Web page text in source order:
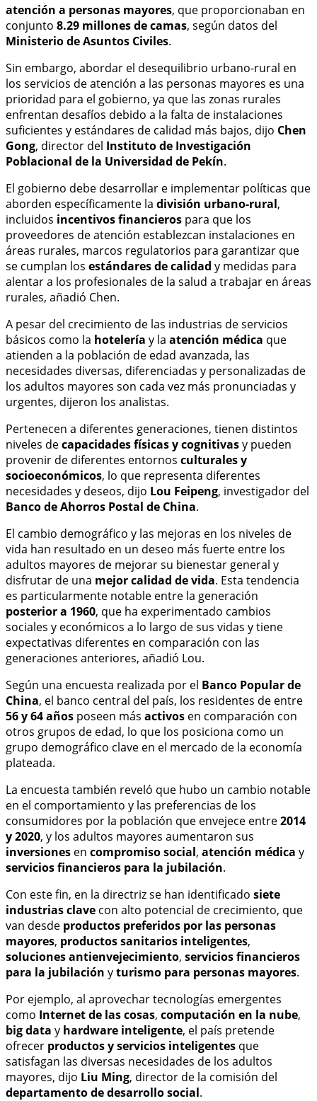
atención a personas mayores, que proporcionaban en
conjunto 8.29 millones de camas, según datos del
Ministerio de Asuntos Civiles.
Sin embargo, abordar el desequilibrio urbano-rural en
los servicios de atención a las personas mayores es una
prioridad para el gobierno, ya que las zonas rurales
enfrentan desafíos debido a la falta de instalaciones
suficientes y estándares de calidad más bajos, dijo Chen
Gong, director del Instituto de Investigación
Poblacional de la Universidad de Pekín.
El gobierno debe desarrollar e implementar políticas que
aborden específicamente la división urbano-rural,
incluidos incentivos financieros para que los
proveedores de atención establezcan instalaciones en
áreas rurales, marcos regulatorios para garantizar que
se cumplan los estándares de calidad y medidas para
alentar a los profesionales de la salud a trabajar en áreas
rurales, añadió Chen.
A pesar del crecimiento de las industrias de servicios
básicos como la hotelería y la atención médica que
atienden a la población de edad avanzada, las
necesidades diversas, diferenciadas y personalizadas de
los adultos mayores son cada vez más pronunciadas y
urgentes, dijeron los analistas.
Pertenecen a diferentes generaciones, tienen distintos
niveles decapacidades físicas y cognitivasy pueden
provenir de diferentes entornos culturales y
socioeconómicos, lo que representa diferentes
necesidades y deseos, dijo Lou Feipeng, investigador del
Banco de Ahorros Postal de China.
El cambio demográfico y las mejoras en los niveles de
vida han resultado en un deseo más fuerte entre los
adultos mayores de mejorar su bienestar general y
disfrutar de una mejor calidad de vida. Esta tendencia
es particularmente notable entre la generación
posterior a 1960, que ha experimentado cambios
sociales y económicos a lo largo de sus vidas y tiene
expectativas diferentes en comparación con las
generaciones anteriores, añadió Lou.
Según una encuesta realizada por el Banco Popular de
China, el banco central del país, los residentes de entre
56 y 64 años poseen más activos en comparación con
otros grupos de edad, lo que los posiciona como un
grupo demográfico clave en el mercado de la economía
plateada.
La encuesta también reveló que hubo un cambio notable
en el comportamiento y las preferencias de los
consumidores por la población que envejece entre2014
y 2020, y los adultos mayores aumentaron sus
inversiones en compromiso social, atención médica y
servicios financieros para la jubilación.
Con este fin, en la directriz se han identificado siete
industrias clave con alto potencial de crecimiento, que
van desde productos preferidos por las personas
mayores, productos sanitarios inteligentes,
soluciones antienvejecimiento, servicios financieros
para la jubilación yturismo para personas mayores.
Por ejemplo, al aprovechar tecnologías emergentes
como Internet de las cosas, computación en la nube,
big data y hardware inteligente, el país pretende
ofrecer productos y servicios inteligentes que
satisfagan las diversas necesidades de los adultos
mayores, dijo Liu Ming, director de la comisión del
departamento de desarrollo social.